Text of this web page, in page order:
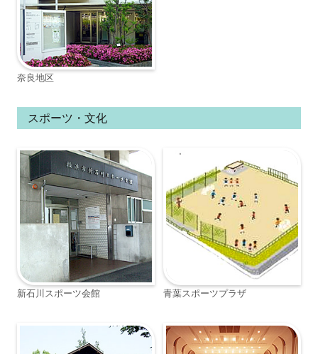
奈良地区
スポーツ・文化
新石川スポーツ会館 青葉スポーツプラザ